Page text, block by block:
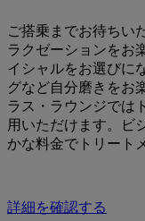
ご搭乗までお待ちい
ラクゼーションをお
イシャルをお選びに
グなど自分磨きをお
ラス・ラウンジでは
用いただけます。ビ
かな料金でトリート
詳細を確認する